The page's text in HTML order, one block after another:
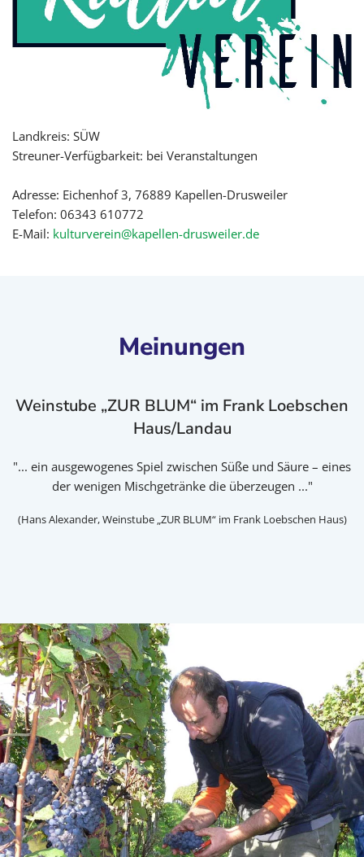
Landkreis: SÜW
Streuner-Verfügbarkeit: bei Veranstaltungen
Adresse: Eichenhof 3, 76889 Kapellen-Drusweiler
Telefon: 06343 610772
E-Mail: kulturverein@kapellen-drusweiler.de
Meinungen
Weinstube „ZUR BLUM“ im Frank Loebschen
Haus/Landau
"... ein ausgewogenes Spiel zwischen Süße und Säure – eines
der wenigen Mischgetränke die überzeugen ..."
(Hans Alexander, Weinstube „ZUR BLUM“ im Frank Loebschen Haus)